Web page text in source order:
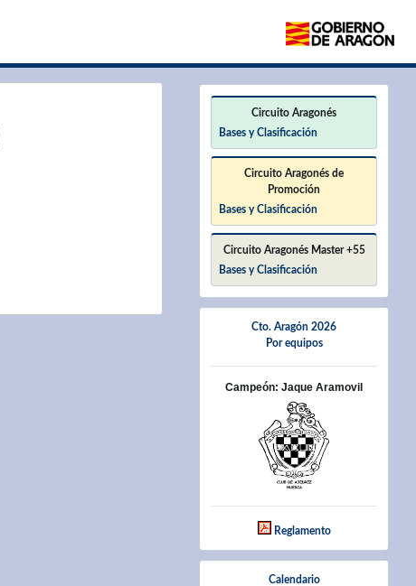
Circuito Aragonés
Bases y Clasificación
Circuito Aragonés de
Promoción
Bases y Clasificación
Circuito Aragonés Master +55
Bases y Clasificación
Cto. Aragón 2026
Por equipos
Campeón: Jaque Aramovil
Reglamento
Calendario